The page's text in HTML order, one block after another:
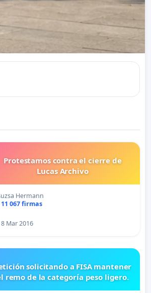
Protestamos contra el cierre de
Lucas Archivo
Hermann
11 067 firmas
8 Mar 2016
solicitando a FISA mantener
remo de la categoría peso ligero.